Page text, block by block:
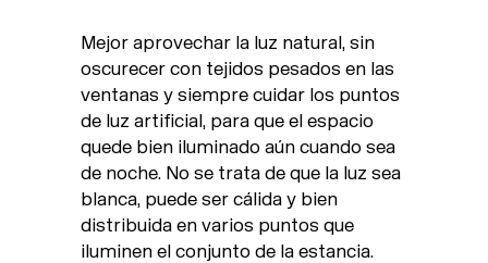
Mejor aprovechar la luz natural, sin
oscurecer con tejidos pesados en las
ventanas y siempre cuidar los puntos
de luz artificial, para que el espacio
quede bien iluminado aún cuando sea
de noche. No se trata de que la luz sea
blanca, puede ser cálida y bien
distribuida en varios puntos que
iluminen el conjunto de la estancia.